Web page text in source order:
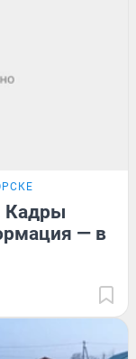
Кадры
— в